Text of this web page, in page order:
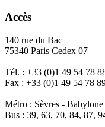
Accès
140 rue du Bac
75340 Paris Cedex 07
Tél. : +33 (0)1 49 54 78
Fax : +33 (0)1 49 54 78
Métro : Sèvres -
Bus : 39, 63, 70, 84, 87,